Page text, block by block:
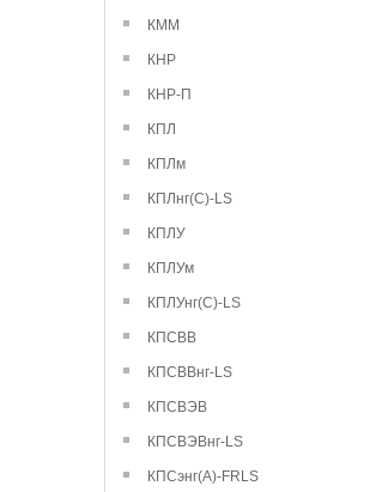
КММ
КНР
КНР-П
КПЛ
КПЛм
КПЛнг(С)-LS
КПЛУ
КПЛУм
КПЛУнг(С)-LS
КПСВВ
КПСВВнг-LS
КПСВЭВ
КПСВЭВнг-LS
КПСэнг(А)-FRLS